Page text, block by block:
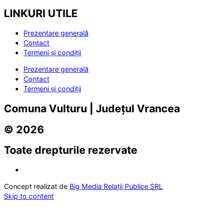
LINKURI UTILE
Prezentare generală
Contact
Termeni și condiții
Prezentare generală
Contact
Termeni și condiții
Comuna Vulturu | Județul Vrancea
© 2026
Toate drepturile rezervate
Concept realizat de Big Media Relații Publice SRL
Skip to content